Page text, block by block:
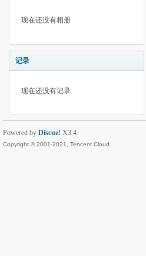
现在还没有相册
记录
现在还没有记录
Powered by Discuz! X3.4
Copyright © 2001-2021, Tencent Cloud.